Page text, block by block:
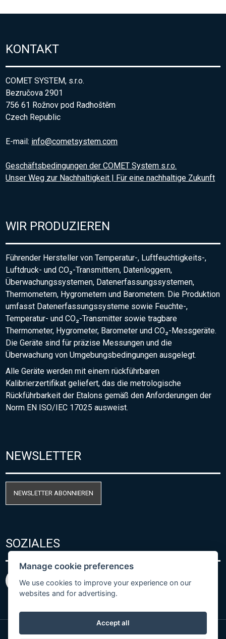
KONTAKT
COMET SYSTEM, s.r.o.
Bezručova 2901
756 61 Rožnov pod Radhoštěm
Czech Republic
E-mail: info@cometsystem.com
Geschäftsbedingungen der COMET System s.r.o.
Unser Weg zur Nachhaltigkeit | Für eine nachhaltige Zukunft
WIR PRODUZIEREN
Führender Hersteller von Temperatur-, Luftfeuchtigkeits-,
Luftdruck- und CO₂-Transmittern, Datenloggern,
Überwachungssystemen, Datenerfassungssystemen,
Thermometern, Hygrometern und Barometern. Die Produktion
umfasst Datenerfassungssysteme sowie Feuchte-,
Temperatur- und CO₂-Transmitter sowie tragbare
Thermometer, Hygrometer, Barometer und CO₂-Messgeräte.
Die Geräte sind für präzise Messungen und die
Überwachung von Umgebungsbedingungen ausgelegt.
Alle Geräte werden mit einem rückführbaren
Kalibrierzertifikat geliefert, das die metrologische
Rückführbarkeit der Etalons gemäß den Anforderungen der
Norm EN ISO/IEC 17025 ausweist.
NEWSLETTER
NEWSLETTER ABONNIEREN
SOZIALES
Manage cookie preferences
We use cookies to improve your experience on our
websites and for advertising.
Accept all